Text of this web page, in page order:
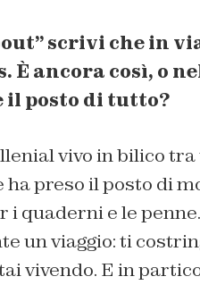
scrivi che in
È ancora così, o
il posto di tutto?
vivo in bilico
preso il posto di
i quaderni e le
un viaggio: ti
vivendo. E in